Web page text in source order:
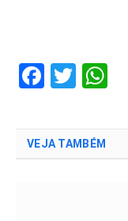
VEJA TAMBÉM